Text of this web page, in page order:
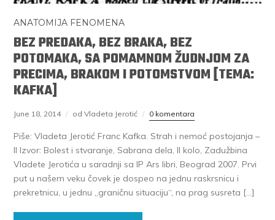
ANATOMIJA FENOMENA
BEZ PREDAKA, BEZ BRAKA, BEZ
POTOMAKA, SA POMAMNOM ŽUDNJOM ZA
PRECIMA, BRAKOM I POTOMSTVOM [TEMA:
KAFKA]
June 18, 2014 od Vladeta Jerotić 0 komentara
Piše: Vladeta Jerotić Franc Kafka. Strah i nemoć postojanja –
II Izvor: Bolest i stvaranje, Sabrana dela, II kolo, Zadužbina
Vladete Jerotića u saradnji sa IP Ars libri, Beograd 2007. Prvi
put u našem veku čovek je dospeo na jednu raskrsnicu i
prekretnicu, u jednu „graničnu situaciju“, na prag susreta […]